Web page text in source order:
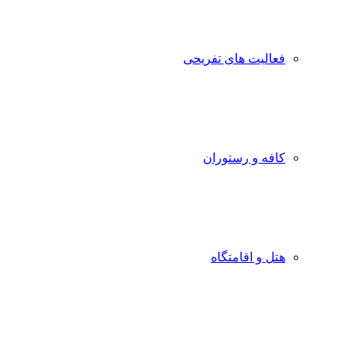
فعالیت های تفریحی
کافه و رستوران
هتل و اقامتگاه